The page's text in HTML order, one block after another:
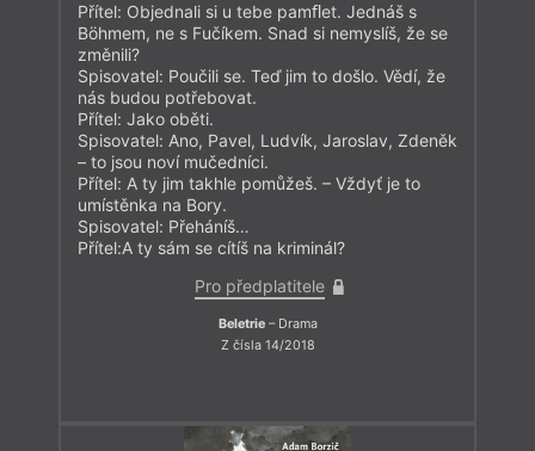
Přítel: Objednali si u tebe pamﬂet. Jednáš s
Böhmem, ne s Fučíkem. Snad si nemyslíš, že se
změnili?
Spisovatel: Poučili se. Teď jim to došlo. Vědí, že
nás budou potřebovat.
Přítel: Jako oběti.
Spisovatel: Ano, Pavel, Ludvík, Jaroslav, Zdeněk
– to jsou noví mučedníci.
Přítel: A ty jim takhle pomůžeš. – Vždyť je to
umístěnka na Bory.
Spisovatel: Přeháníš…
Přítel:A ty sám se cítíš na kriminál?
Pro předplatitele
Beletrie– Drama
Z čísla 14/2018